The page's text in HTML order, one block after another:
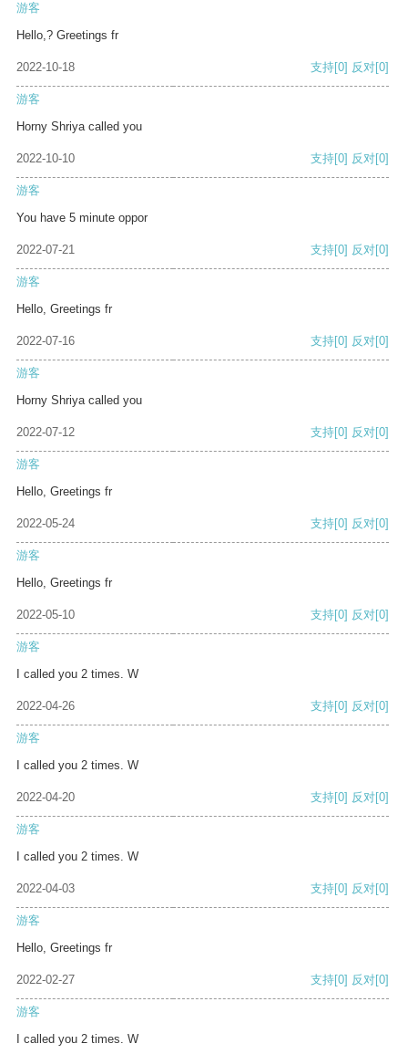
游客
Hello,? Greetings fr
2022-10-18 支持[0] 反对[0]
游客
Horny Shriya called you
2022-10-10 支持[0] 反对[0]
游客
You have 5 minute oppor
2022-07-21 支持[0] 反对[0]
游客
Hello, Greetings fr
2022-07-16 支持[0] 反对[0]
游客
Horny Shriya called you
2022-07-12 支持[0] 反对[0]
游客
Hello, Greetings fr
2022-05-24 支持[0] 反对[0]
游客
Hello, Greetings fr
2022-05-10 支持[0] 反对[0]
游客
I called you 2 times. W
2022-04-26 支持[0] 反对[0]
游客
I called you 2 times. W
2022-04-20 支持[0] 反对[0]
游客
I called you 2 times. W
2022-04-03 支持[0] 反对[0]
游客
Hello, Greetings fr
2022-02-27 支持[0] 反对[0]
游客
I called you 2 times. W